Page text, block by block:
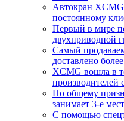
Автокран
постоянному
Первый в мире
двухприводной
Самый
доставлено
XCMG вошла в
производителей
По общему
занимает 3-е
С помощью